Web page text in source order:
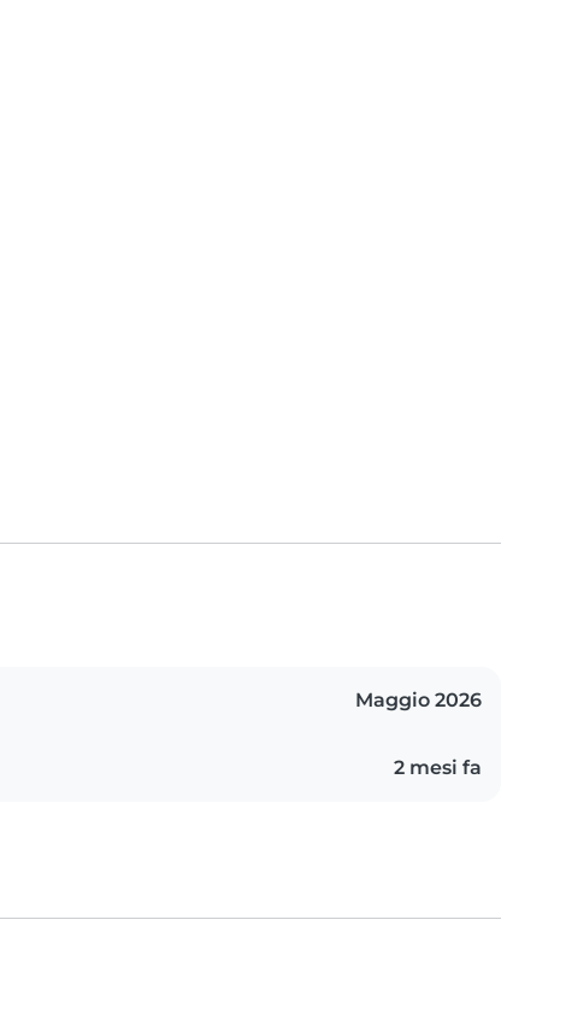
Maggio 2026
2 mesi fa